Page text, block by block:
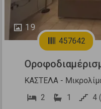
19
457642
ΚΑΣΤΕΛΑ -
2
1 4